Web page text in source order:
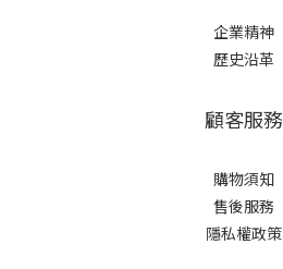
企業精神
歷史沿革
顧客服務
購物須知
售後服務
隱私權政策